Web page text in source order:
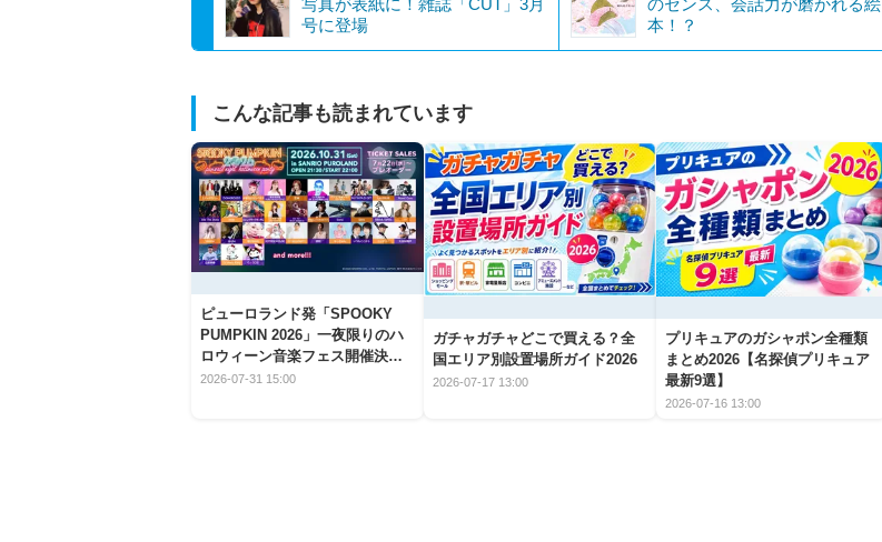
号に登場
本！？
こんな記事も読まれています
ピューロランド発「SPOOKY
PUMPKIN 2026」一夜限りのハ
ロウィーン音楽フェス開催決
定！
2026-07-31 15:00
ガチャガチャどこで買える？全
国エリア別設置場所ガイド2026
2026-07-17 13:00
プリキュアのガシャポン全種類
まとめ2026【名探偵プリキュア
最新9選】
2026-07-16 13:00